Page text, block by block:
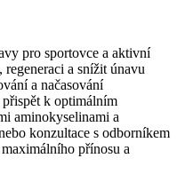
pro sportovce a aktivní
a snížit únavu
a načasování
k optimálním
aminokyselinami a
konzultace s odborníkem
přínosu a